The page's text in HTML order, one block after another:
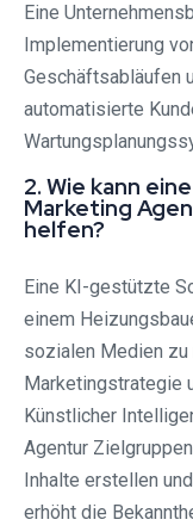
Eine
Implementierung
Geschäftsabläufen
automatisierte
2. Wie kann
Marketing
helfen?
Eine KI-gestützte
einem
sozialen Medien
Marketingstrategie
Künstlicher
Agentur
Inhalte erstellen
erhöht die